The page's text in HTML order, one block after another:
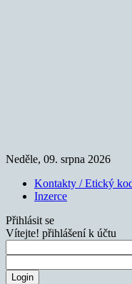
Neděle, 09. srpna 2026
Kontakty / Etický
Inzerce
Přihlásit se
Vítejte! přihlášení k účtu